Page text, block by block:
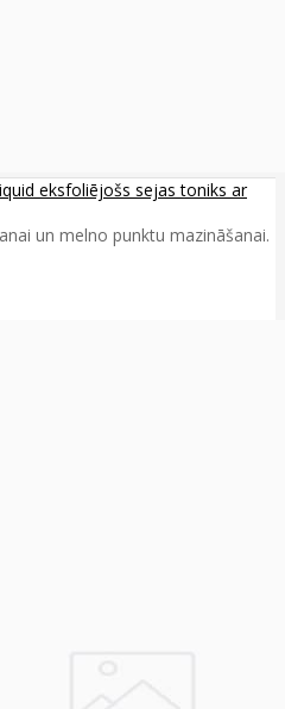
eksfoliējošs sejas toniks ar
un melno punktu mazināšanai.